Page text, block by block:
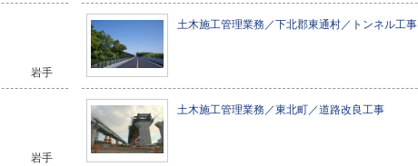
岩手
土木施工管理業務／下北郡東通村／トンネル工事
岩手
土木施工管理業務／東北町／道路改良工事